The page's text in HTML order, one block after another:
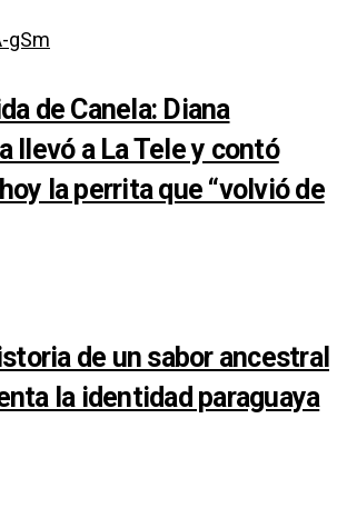
de Canela: Diana
llevó a La Tele y contó
la perrita que “volvió de
de un sabor ancestral
la identidad paraguaya